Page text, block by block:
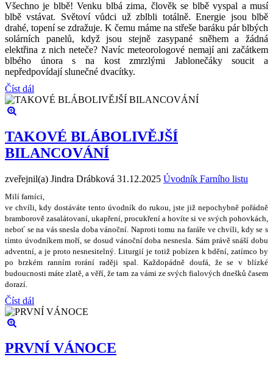
Všechno je blbě! Venku blbá zima, člověk se blbě vyspal a musí
blbě vstávat. Světoví vůdci už zblbli totálně. Energie jsou blbě
drahé, topení se zdražuje. K čemu máme na střeše baráku pár blbých
solárních panelů, když jsou stejně zasypané sněhem a žádná
elektřina z nich neteče? Navíc meteorologové nemají ani začátkem
blbého února s na kost zmrzlými Jablonečáky soucit a
nepředpovídají slunečné dvacítky.
Číst dál
TAKOVÉ BLÁBOLIVĚJŠÍ
BILANCOVÁNÍ
zveřejnil(a) Jindra Drábková 31.12.2025 Úvodník Farního listu
Milí farníci,
ve chvíli, kdy dostáváte tento úvodník do rukou, jste již nepochybně pořádně
bramborově zasalátovaní, ukapření, procukření a hovíte si ve svých pohovkách,
neboť se na vás snesla doba vánoční. Naproti tomu na faráře ve chvíli, kdy se s
tímto úvodníkem moří, se dosud vánoční doba nesnesla. Sám právěsnáší dobu
adventní, a je proto nesnesitelný . Liturgií je totiž pobízen k bdění, zatímco by
po brzkém ranním rorání raději spal. Každopádně doufá, že se v blízké
budoucnosti máte zlatě , a věří,že tam za vámi ze svých fialových dnešků časem
dorazí.
Číst dál
PRVNÍ VÁNOCE